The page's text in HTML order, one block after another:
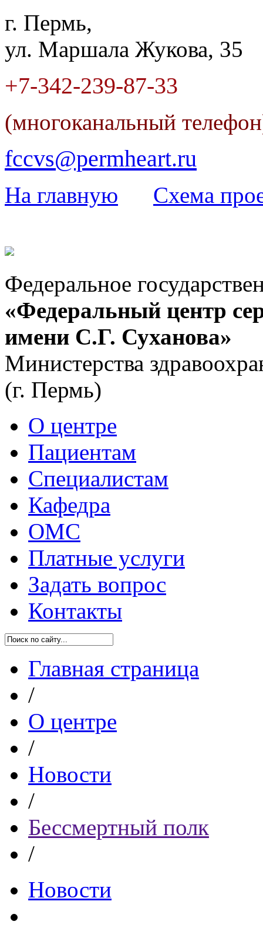
г. Пермь,
ул. Маршала Жукова, 35
+7-342-239-87-33
(многоканальный
fccvs@permheart.ru
На главную Cхема
Федеральное
«Федеральный центр
имени С.Г. Суханова»
Министерства
(г. Пермь)
О центре
Пациентам
Специалистам
Кафедра
ОМС
Платные услуги
Задать вопрос
Контакты
Главная страница
/
О центре
/
Новости
/
Бессмертный полк
/
Новости